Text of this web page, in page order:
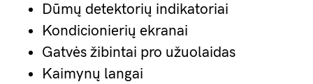
Dūmų detektorių indikatoriai
Kondicionierių ekranai
Gatvės žibintai pro užuolaidas
Kaimynų langai